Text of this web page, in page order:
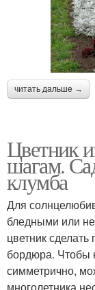
читать дальше →
Цветник
шагам.
клумба
Для
бледными или
цветник
бордюра. Чтобы
симметрично,